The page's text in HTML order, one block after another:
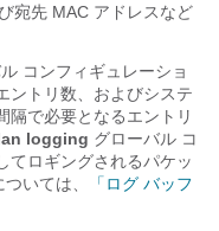
宛先 MAC アドレスなど
コンフィギュレーショ
ントリ数、およびシステ
隔で必要となるエントリ
logging グローバル コ
てロギングされるパケッ
いては、
「ログ バッフ